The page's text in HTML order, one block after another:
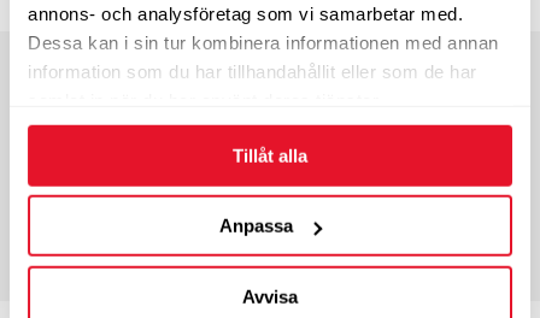
annons- och analysföretag som vi samarbetar med.
Dessa kan i sin tur kombinera informationen med annan
information som du har tillhandahållit eller som de har
Tillåt alla
Anpassa
Avvisa
Bredd 215 Profil 55
Hast.index H EU-märkning
Energimärkning
KÖP
1 620kr/st